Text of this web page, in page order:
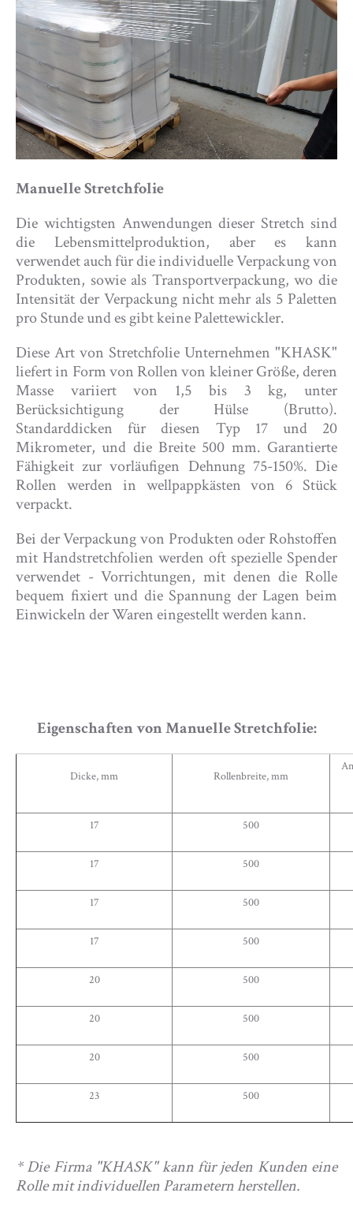
Manuelle Stretchfolie
Die wichtigsten Anwendungen dieser Stretch sind
die Lebensmittelproduktion, aber es kann
verwendet auch für die individuelle Verpackung von
Produkten, sowie als Transportverpackung, wo die
Intensität der Verpackung nicht mehr als 5 Paletten
pro Stunde und es gibt keine Palettewickler.
Diese Art von Stretchfolie Unternehmen "KHASK"
liefert in Form von Rollen von kleiner Größe, deren
Masse variiert von 1,5 bis 3 kg, unter
Berücksichtigung der Hülse (Brutto).
Standarddicken für diesen Typ 17 und 20
Mikrometer, und die Breite 500 mm. Garantierte
Fähigkeit zur vorläufigen Dehnung 75-150%. Die
Rollen werden in wellpappkästen von 6 Stück
verpackt.
Bei der Verpackung von Produkten oder Rohstoffen
mit Handstretchfolien werden oft spezielle Spender
verwendet - Vorrichtungen, mit denen die Rolle
bequem fixiert und die Spannung der Lagen beim
Einwickeln der Waren eingestellt werden kann.
Eigenschaften von Manuelle Stretchfolie:
Dicke, mm Rollenbreite, mm
17 500
17 500
17 500
17 500
20 500
20 500
20 500
23 500
* Die Firma "KHASK" kann für jeden Kunden eine
Rolle mit individuellen Parametern herstellen.